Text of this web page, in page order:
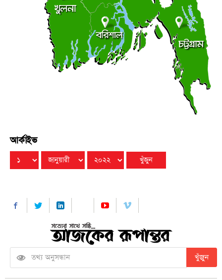
লালমোহনে ফেয়ার ডায়াগনস্টিক সেন্টারের উদ্বোধন
বৃহস্পতিবার ● ৬ আগস্ট ২০২৬
আর্কাইভ
খুঁজুন